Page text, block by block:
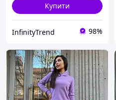
Купити
InfinityTrend 98%